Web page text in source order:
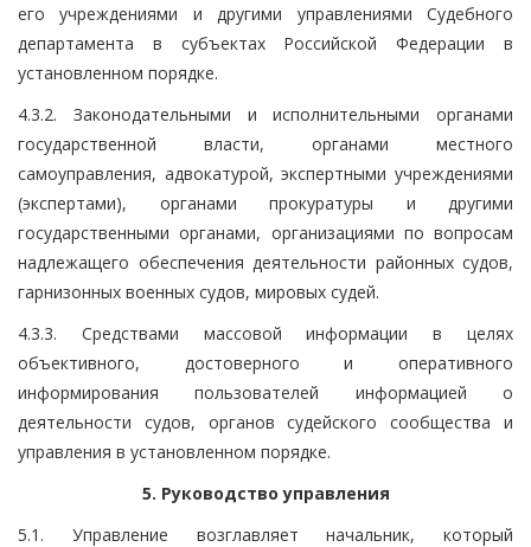
его учреждениями и другими управлениями Судебного
департамента в субъектах Российской Федерации в
установленном порядке.
4.3.2. Законодательными и исполнительными органами
государственной власти, органами местного
самоуправления, адвокатурой, экспертными учреждениями
(экспертами), органами прокуратуры и другими
государственными органами, организациями по вопросам
надлежащего обеспечения деятельности районных судов,
гарнизонных военных судов, мировых судей.
4.3.3. Средствами массовой информации в целях
объективного, достоверного и оперативного
информирования пользователей информацией о
деятельности судов, органов судейского сообщества и
управления в установленном порядке.
5. Руководство управления
5.1. Управление возглавляет начальник, который